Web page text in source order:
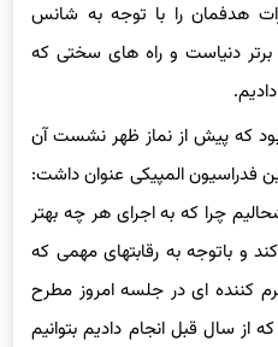
هدفمان را با توجه به شانس
دنیاست و راه های سختی که
بود که پیش از نماز ظهر نشست آن
فدراسیون المپیکی عنوان داشت:
چرا که به اجرای هر چه بهتر
و باتوجه به رقابتهای مهمی که
کننده ای در جلسه امروز مطرح
از سال قبل انجام دادیم بتوانیم